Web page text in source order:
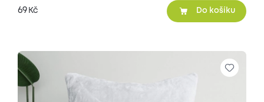
69 Kč Do košíku